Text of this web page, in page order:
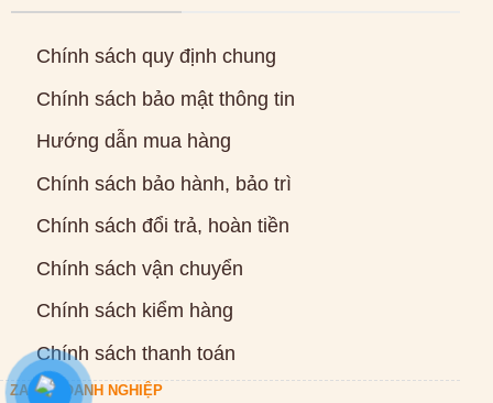
Chính sách quy định chung
Chính sách bảo mật thông tin
Hướng dẫn mua hàng
Chính sách bảo hành, bảo trì
Chính sách đổi trả, hoàn tiền
Chính sách vận chuyển
Chính sách kiểm hàng
Chính sách thanh toán
ZALO DOANH NGHIỆP